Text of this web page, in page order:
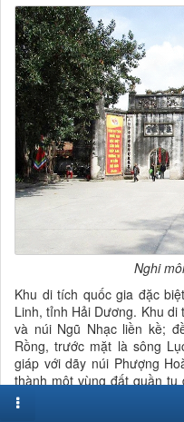
Nghi
Khu di tích quốc gia đặc
Linh, tỉnh Hải Dương. Khu di
và núi Ngũ Nhạc liền kề;
Rồng, trước mặt là sông
giáp với dãy núi Phượng
thành một vùng đất quần
Đó là sự sắp đặt kỳ diệu
Côn Sơn - Kiếp Bạc -